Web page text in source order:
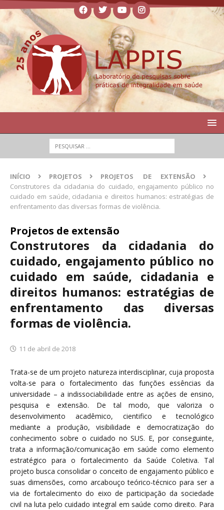
INÍCIO PROJETOS
PROJETOS DE EXTENSÃO
Construtores da cidadania do cuidado, engajamento público no
cuidado em saúde, cidadania e direitos humanos: estratégias de
enfrentamento das diversas formas de violência.
Projetos de extensão
Construtores da cidadania do
cuidado, engajamento público no
cuidado em saúde, cidadania e
direitos humanos: estratégias de
enfrentamento das diversas
formas de violência.
11 de abril de 2018
Trata-se de um projeto natureza interdisciplinar, cuja proposta
volta-se para o fortalecimento das funções essências da
universidade – a indissociabilidade entre as ações de ensino,
pesquisa e extensão. De tal modo, que valoriza o
desenvolvimento acadêmico, cientifico e tecnológico
mediante a produção, visibilidade e democratização do
conhecimento sobre o cuidado no SUS. E, por conseguinte,
trata a informação/comunicação em saúde como elemento
estratégico para o fortalecimento da Saúde Coletiva. Tal
projeto busca consolidar o conceito de engajamento público e
suas dimensões, como arcabouço teórico-técnico para ser a
via de fortalecimento do eixo de participação da sociedade
civil na luta pelo cuidado integral em saúde como direito. Para